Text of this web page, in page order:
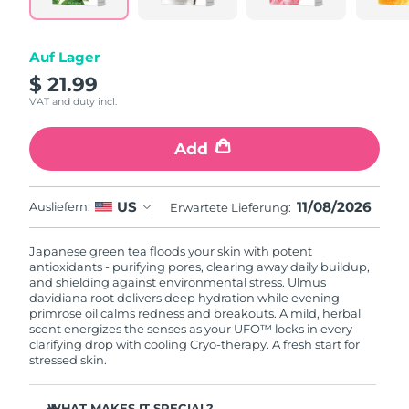
Auf Lager
$ 21.99
VAT and duty incl.
Add
Ausliefern: US Erwartete Lieferung: 11/08/2026
Japanese green tea floods your skin with potent
antioxidants - purifying pores, clearing away daily buildup,
and shielding against environmental stress. Ulmus
davidiana root delivers deep hydration while evening
primrose oil calms redness and breakouts. A mild, herbal
scent energizes the senses as your UFO™ locks in every
clarifying drop with cooling Cryo-therapy. A fresh start for
stressed skin.
Litauen
Luxemburg
Sonderverwaltungsregion
Malaysia 8/14/26
Malta Erwartete Lieferung8/11/26
Mexiko Erwartete Lieferung
Monaco Erwartete Lieferung
Niederlande Erwartete Lieferung8/11/26